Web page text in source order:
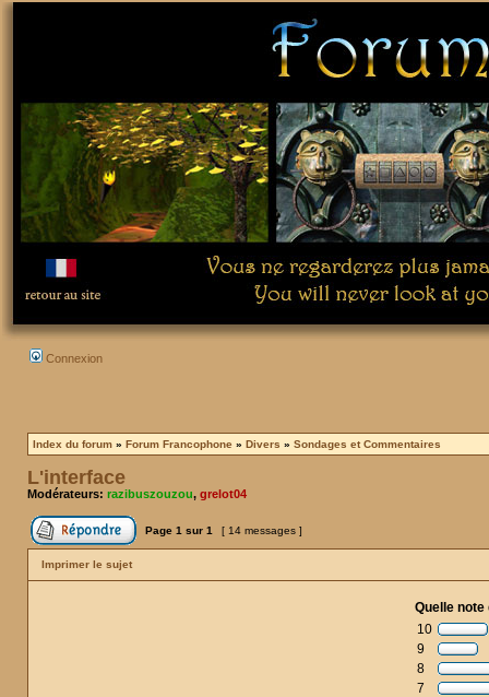
Connexion
Index du forum » Forum Francophone » Divers » Sondages et Commentaires
L'interface
Modérateurs: razibuszouzou, grelot04
Page 1 sur 1 [ 14 messages ]
Imprimer le sujet
Quelle
10
9
8
7